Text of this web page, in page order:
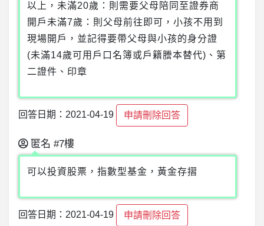
以上，未滿20歲：則需要父母陪同至證券商
開戶未滿7歲：則父母前往即可，小孩不用到
現場開戶，並記得要帶父母與小孩的身分證
(未滿14歲可用戶口名簿或戶籍謄本替代)、第
二證件、印章
回答日期：2021-04-19 申請刪除回答
匿名 #7樓
可以投資股票，指數型基金，黃金存摺
回答日期：2021-04-19 申請刪除回答